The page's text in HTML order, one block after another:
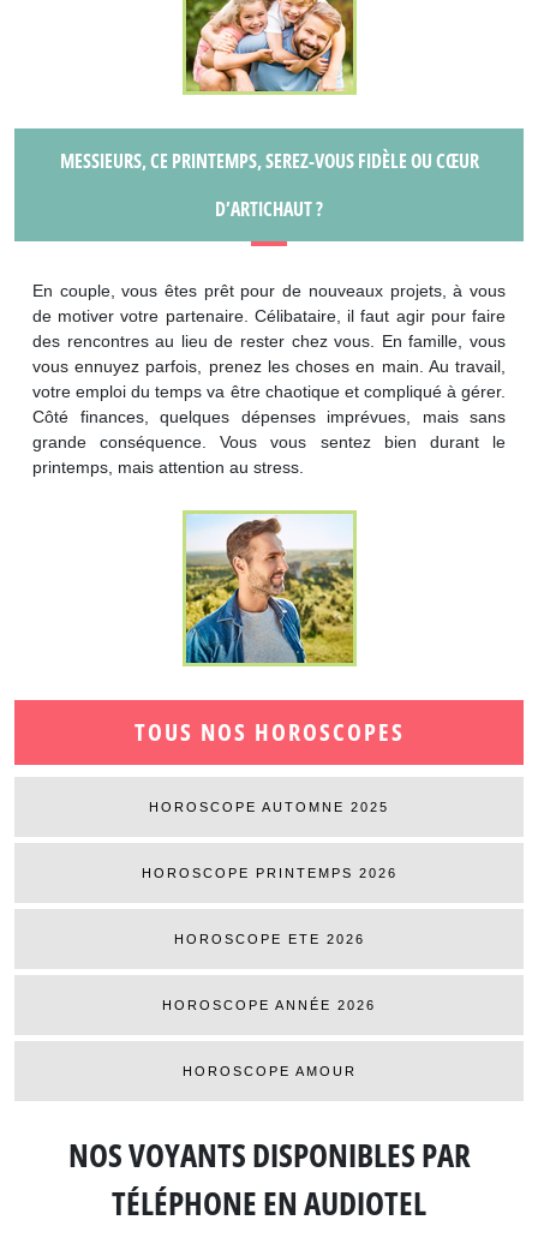
TOUS NOS HOROSCOPES
HOROSCOPE AUTOMNE 2025
HOROSCOPE PRINTEMPS 2026
HOROSCOPE ETE 2026
HOROSCOPE ANNÉE 2026
HOROSCOPE AMOUR
MESSIEURS, CE PRINTEMPS, SEREZ-VOUS FIDÈLE OU CŒUR
D’ARTICHAUT ?
En couple, vous êtes prêt pour de nouveaux projets, à vous
de motiver votre partenaire. Célibataire, il faut agir pour faire
des rencontres au lieu de rester chez vous. En famille, vous
vous ennuyez parfois, prenez les choses en main. Au travail,
votre emploi du temps va être chaotique et compliqué à gérer.
Côté finances, quelques dépenses imprévues, mais sans
grande conséquence. Vous vous sentez bien durant le
printemps, mais attention au stress.
NOS VOYANTS DISPONIBLESPAR
TÉLÉPHONE EN AUDIOTEL